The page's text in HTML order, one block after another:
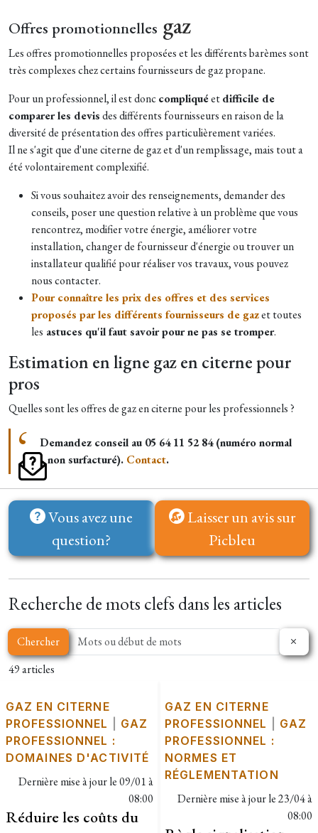
Offres promotionnelles gaz
Les offres promotionnelles proposées et les différents barèmes sont
très complexes chez certains fournisseurs de gaz propane.
Pour un professionnel, il est donccompliquéetdifficile de
comparer les devisdes différents fournisseurs en raison de la
diversité de présentation des offres particulièrement variées.
Il ne s'agit que d'une citerne de gaz et d'un remplissage, mais tout a
été volontairement complexifié.
Si vous souhaitez avoir des renseignements, demander des
conseils, poser une question relative à un problème que vous
rencontrez, modifier votre énergie, améliorer votre
installation, changer de fournisseur d'énergie ou trouver un
installateur qualifié pour réaliser vos travaux, vous pouvez
nous contacter.
Pour connaître les prix des offres et des services
proposés par les différents fournisseurs de gazet toutes
les astuces qu'il faut savoir pour ne pas se tromper.
Estimation en ligne gaz en citerne pour
pros
Quelles sont les offres de gaz en citerne pour les professionnels ?
Demandez conseil au 05 64 11 52 84 (numéro normal
non surfacturé). Contact.
Vous avez une
question?
Laisser un avis sur
Picbleu
Recherche de mots clefs dans les articles
Chercher
49 articles
GAZ EN CITERNE
PROFESSIONNEL
GAZ
PROFESSIONNEL :
DOMAINES D'ACTIVITÉ
Dernière mise à jour le09/01 à
08:00
Réduire les coûts du
GAZ EN CITERNE
PROFESSIONNEL
GAZ
PROFESSIONNEL :
NORMES ET
RÉGLEMENTATION
Dernière mise à jour le23/04 à
08:00